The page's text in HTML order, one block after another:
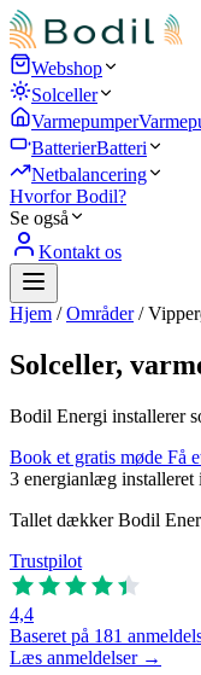
Webshop
Solceller
Varmepumper
BatterierBatteri
Netbalancering
Hvorfor Bodil?
Se også
Kontakt os
Hjem / Områder /
Solceller,
Bodil Energi installerer
Book et gratis møde Få
3 energianlæg installeret
Tallet dækker Bodil
Trustpilot
4,4
Baseret på 181
Læs anmeldelser →